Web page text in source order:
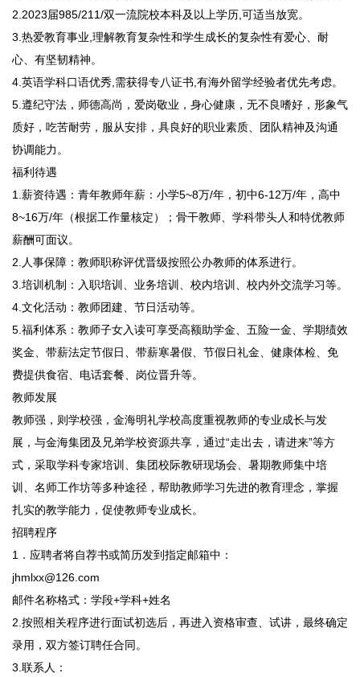
2.2023届985/211/双一流院校本科及以上学历,可适当放宽。
3.热爱教育事业,理解教育复杂性和学生成长的复杂性有爱心、耐
心、有坚韧精神。
4.英语学科口语优秀,需获得专八证书,有海外留学经验者优先考虑。
5.遵纪守法，师德高尚，爱岗敬业，身心健康，无不良嗜好，形象气
质好，吃苦耐劳，服从安排，具良好的职业素质、团队精神及沟通
协调能力。
福利待遇
1.薪资待遇：青年教师年薪：小学5~8万/年，初中6-12万/年，高中
8~16万/年（根据工作量核定）；骨干教师、学科带头人和特优教师
薪酬可面议。
2.人事保障：教师职称评优晋级按照公办教师的体系进行。
3.培训机制：入职培训、业务培训、校内培训、校内外交流学习等。
4.文化活动：教师团建、节日活动等。
5.福利体系：教师子女入读可享受高额助学金、五险一金、学期绩效
奖金、带薪法定节假日、带薪寒暑假、节假日礼金、健康体检、免
费提供食宿、电话套餐、岗位晋升等。
教师发展
教师强，则学校强，金海明礼学校高度重视教师的专业成长与发
展，与金海集团及兄弟学校资源共享，通过“走出去，请进来”等方
式，采取学科专家培训、集团校际教研现场会、暑期教师集中培
训、名师工作坊等多种途径，帮助教师学习先进的教育理念，掌握
扎实的教学能力，促使教师专业成长。
招聘程序
1．应聘者将自荐书或简历发到指定邮箱中：
jhmlxx@126.com
邮件名称格式：学段+学科+姓名
2.按照相关程序进行面试初选后，再进入资格审查、试讲，最终确定
录用，双方签订聘任合同。
3.联系人：